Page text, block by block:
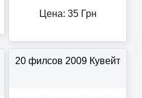
Цена: 35Грн
20 филсов 2009 Кувейт